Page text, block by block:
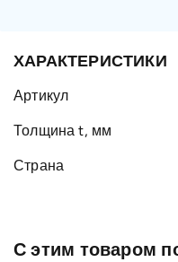
ХАРАКТЕРИСТИКИ
Артикул
Толщина t, мм
Страна
С этим товаром